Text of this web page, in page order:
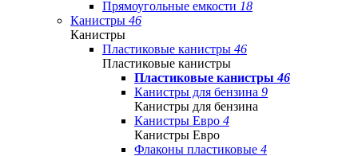
Прямоугольные емкости 18
Канистры 46
Канистры
Пластиковые канистры 46
Пластиковые канистры
Пластиковые канистры 46
Канистры для бензина 9
Канистры для бензина
Канистры Евро 4
Канистры Евро
Флаконы пластиковые 4